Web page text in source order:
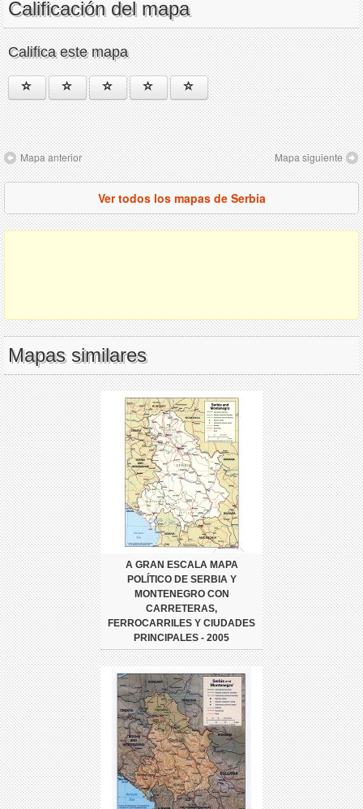
Calificación del mapa
Califica este mapa
Mapa anterior Mapa siguiente
Ver todos los mapas de Serbia
Mapas similares
A GRAN ESCALA MAPA
POLÍTICO DE SERBIA Y
MONTENEGRO CON
CARRETERAS,
FERROCARRILES Y CIUDADES
PRINCIPALES - 2005